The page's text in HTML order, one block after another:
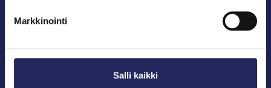
Markkinointi
Salli kaikki